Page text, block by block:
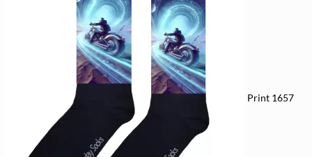
Print 1657